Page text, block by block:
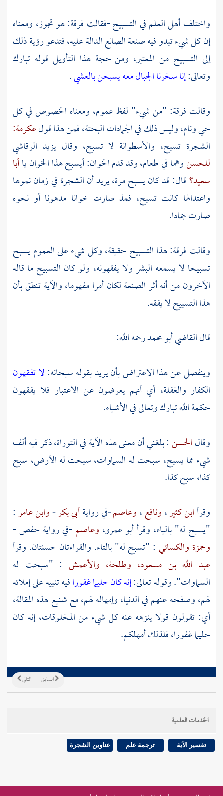
واختلف أهل العلم في التسبيح -فقالت فرقة: هو تجوز، ومعناه
إن كل شيء تبدو فيه صنعة الصانع الدالة عليه، فتدعو رؤية ذلك
إلى التسبيح من المعتبر، ومن حجة هذا التأويل قوله تبارك
وتعالى:إنا سخرنا الجبال معه يسبحن بالعشي.
وقالت فرقة: "من شيء" لفظ عموم، ومعناه الخصوص في كل
حي ونام، وليس ذلك في الجمادات البحتة، فمن هذا قولعكرمة:
الشجرة تسبح، والأسطوانة لا تسبح، وقال يزيد الرقاشي
للحسنوهما في طعام، وقد قدم الخوان: أيسبح هذا الخوان ياأبا
سعيد؟قال: قد كان يسبح مرة، يريد أن الشجرة في زمان نموها
واعتدالها كانت تسبح، فمذ صارت خوانا مدهونا أو نحوه
صارت جمادا.
وقالت فرقة: هذا التسبيح حقيقة، وكل شيء على العموم يسبح
تسبيحا لا يسمعه البشر ولا يفقهونه، ولو كان التسبيح ما قاله
الآخرون من أنه أثر الصنعة لكان أمرا مفهوما، والآية تنطق بأن
هذا التسبيح لا يفقه.
قالالقاضي أبو محمدرحمه الله:
وينفصل عن هذا الاعتراض بأن يريد بقوله سبحانه:لا تفقهون
الكفار والغفلة، أي أنهم يعرضون عن الاعتبار فلا يفقهون
حكمة الله تبارك وتعالى في الأشياء.
وقالالحسن: بلغني أن معنى هذه الآية في التوراة، ذكر فيه ألف
شيء مما يسبح، سبحت له السماوات، سبحت له الأرض، سبح
كذا، سبح كذا.
وقرأابن كثير،ونافع،وعاصم-في روايةأبي بكر-وابن عامر:
"يسبح له" بالياء، وقرأ أبو عمرو، وعاصم-في رواية حفص-
وحمزة والكسائي : "تسبح له" بالتاء. والقراءتان حسنتان. وقرأ
عبد الله بن مسعود، وطلحة، والأعمش : "سبحت له
السماوات". وقوله تعالى:إنه كان حليما غفورافيه تنبيه على إملائه
لهم، وصفحه عنهم في الدنيا، وإمهاله لهم، مع شنيع هذه المقالة،
أي: تقولون قولا ينزهه عنه كل شيء من المخلوقات، إنه كان
حليما غفورا، فلذلك أمهلكم.
التالي السابق
الخدمات العلمية
تفسير الآية ترجمة علم عناوين الشجرة